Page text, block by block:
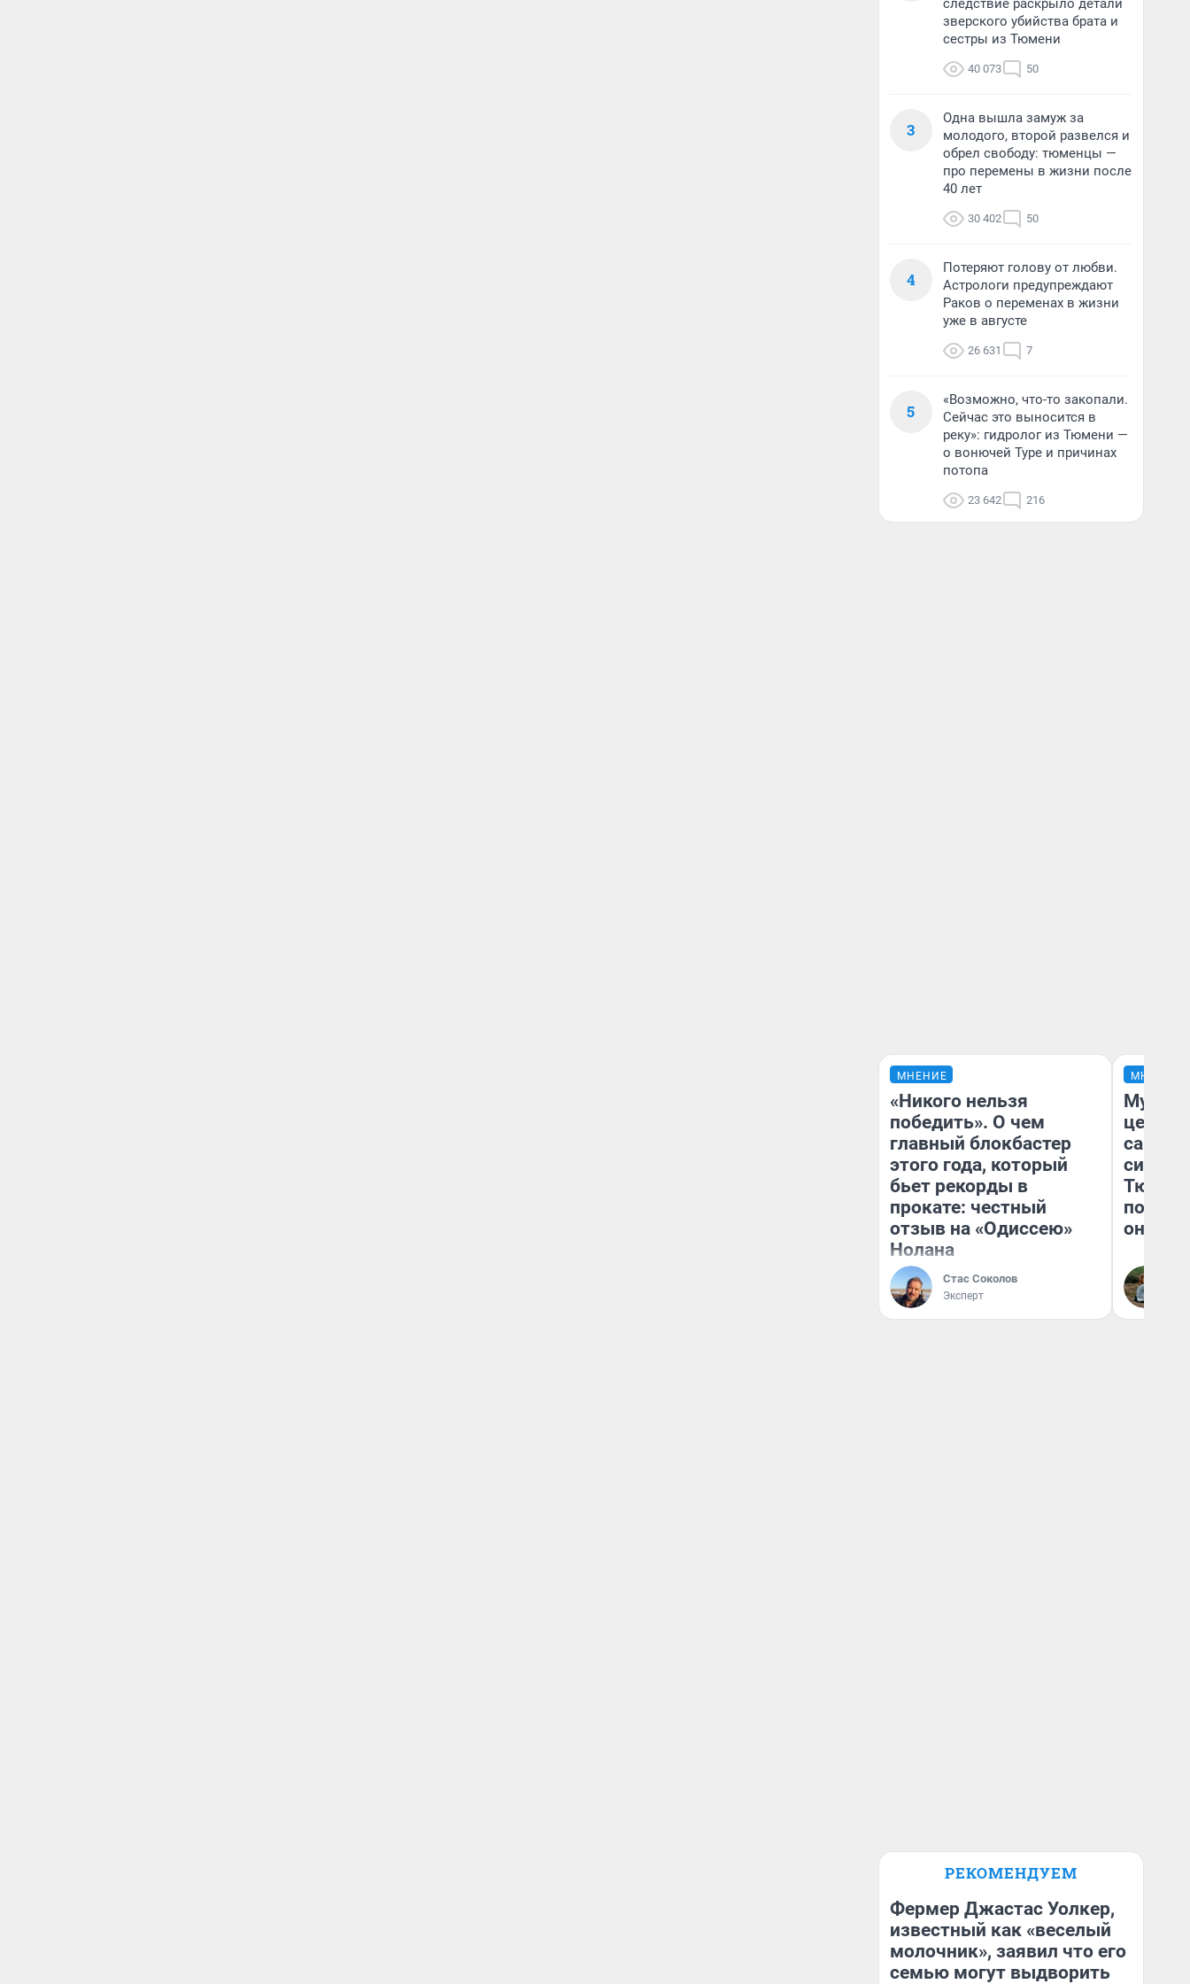
следствие раскрыло детали
зверского убийства брата и
сестры из Тюмени
40 073 50
3
Одна вышла замуж за
молодого, второй развелся и
обрел свободу: тюменцы —
про перемены в жизни после
40 лет
30 402 50
4
Потеряют голову от любви.
Астрологи предупреждают
Раков о переменах в жизни
уже в августе
26 631 7
5
«Возможно, что-то закопали.
Сейчас это выносится в
реку»: гидролог из Тюмени —
о вонючей Туре и причинах
потопа
23 642 216
МНЕНИЕ
«Никого нельзя
победить». О чем
главный блокбастер
этого года, который
бьет рекорды в
прокате: честный
отзыв на «Одиссею»
Нолана
Стас Соколов
Эксперт
МНЕНИЕ
Музей
они
РЕКОМЕНДУЕМ
Фермер Джастас Уолкер,
известный как «веселый
молочник», заявил что его
семью могут выдворить